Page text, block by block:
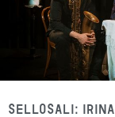
Sellosali: Irina